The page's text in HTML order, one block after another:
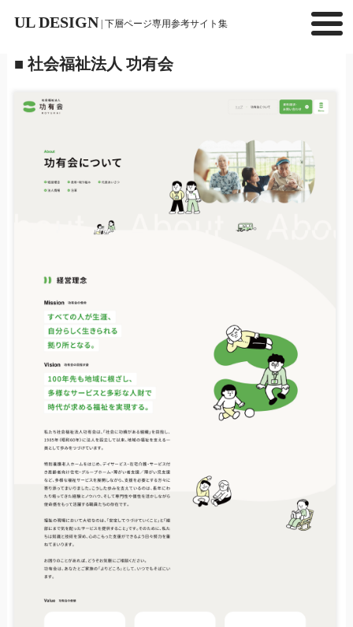
UL DESIGN | 下層ページ専用参考サイト集
■ 社会福祉法人 功有会